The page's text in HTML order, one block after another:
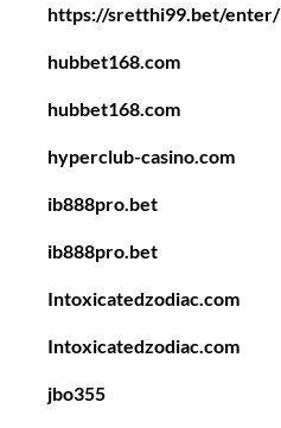
https://sretthi99.bet/enter/
hubbet168.com
hubbet168.com
hyperclub-casino.com
ib888pro.bet
ib888pro.bet
Intoxicatedzodiac.com
Intoxicatedzodiac.com
jbo355